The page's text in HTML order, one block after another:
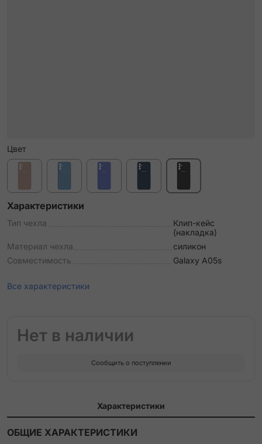
Цвет
Характеристики
Тип чехла
Клип-кейс
(накладка)
Материал чехла
силикон
Совместимость
Galaxy A05s
Все характеристики
Нет в наличии
Сообщить о поступлении
Характеристики
ОБЩИЕ ХАРАКТЕРИСТИКИ